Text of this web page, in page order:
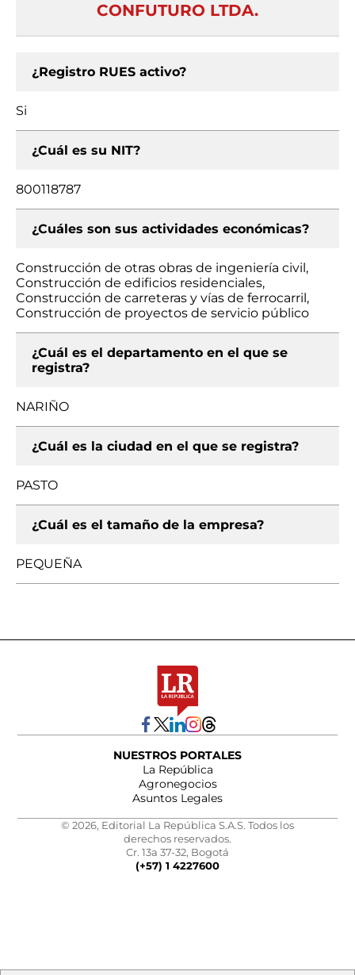
CONFUTURO LTDA.
¿Registro RUES activo?
Si
¿Cuál es su NIT?
800118787
¿Cuáles son sus actividades económicas?
Construcción de otras obras de ingeniería civil,
Construcción de edificios residenciales,
Construcción de carreteras y vías de ferrocarril,
Construcción de proyectos de servicio público
¿Cuál es el departamento en el que se
registra?
NARIÑO
¿Cuál es la ciudad en el que se registra?
PASTO
¿Cuál es el tamaño de la empresa?
PEQUEÑA
NUESTROS PORTALES
La República
Agronegocios
Asuntos Legales
© 2026, Editorial La República S.A.S. Todos los
derechos reservados.
Cr. 13a 37-32, Bogotá
(+57) 1 4227600